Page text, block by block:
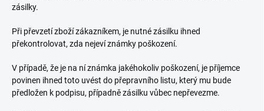
zásilky.
Při převzetí zboží zákazníkem, je nutné zásilku ihned
překontrolovat, zda nejeví známky poškození.
V případě, že je na ní známka jakéhokoliv poškození, je příjemce
povinen ihned toto uvést do přepravního listu, který mu bude
předložen k podpisu, případně zásilku vůbec nepřevezme.